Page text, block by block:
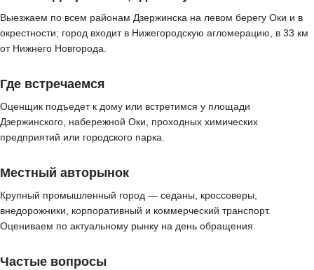
Выезжаем по всем районам Дзержинска на левом берегу Оки и в
окрестности; город входит в Нижегородскую агломерацию, в 33 км
от Нижнего Новгорода.
Где встречаемся
Оценщик подъедет к дому или встретимся у площади
Дзержинского, набережной Оки, проходных химических
предприятий или городского парка.
Местный авторынок
Крупный промышленный город — седаны, кроссоверы,
внедорожники, корпоративный и коммерческий транспорт.
Оцениваем по актуальному рынку на день обращения.
Частые вопросы